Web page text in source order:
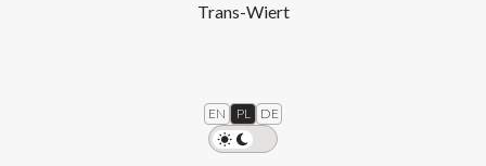
Trans-Wiert
EN PL DE